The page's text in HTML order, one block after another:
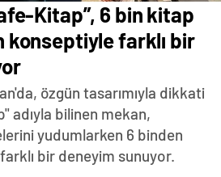
Kitap”, 6 bin kitap
konseptiyle farklı bir
özgün tasarımıyla dikkati
adıyla bilinen mekan,
yudumlarken 6 binden
bir deneyim sunuyor.